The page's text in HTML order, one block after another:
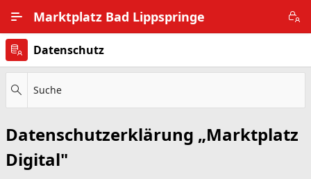
Marktplatz Bad Lippspringe
Alle Ortsteile
Impressum
Datenschutz
Datenschutz
Suche
Datenschutzerklärung „Marktplatz
Digital"